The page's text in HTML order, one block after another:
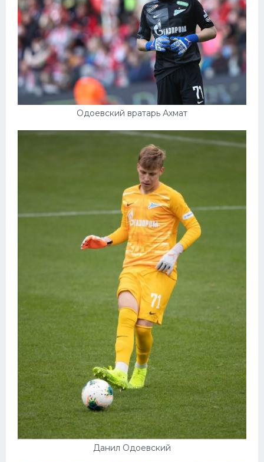
Одоевский вратарь Ахмат
Данил Одоевский